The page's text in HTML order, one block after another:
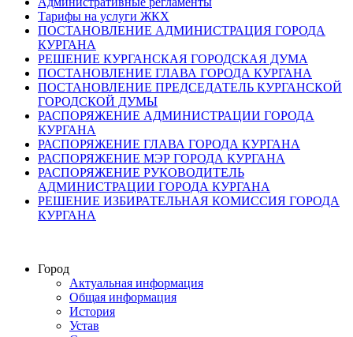
Тарифы на услуги ЖКХ
ПОСТАНОВЛЕНИЕ АДМИНИСТРАЦИЯ ГОРОДА
КУРГАНА
РЕШЕНИЕ КУРГАНСКАЯ ГОРОДСКАЯ ДУМА
ПОСТАНОВЛЕНИЕ ГЛАВА ГОРОДА КУРГАНА
ПОСТАНОВЛЕНИЕ ПРЕДСЕДАТЕЛЬ КУРГАНСКОЙ
ГОРОДСКОЙ ДУМЫ
РАСПОРЯЖЕНИЕ АДМИНИСТРАЦИИ ГОРОДА
КУРГАНА
РАСПОРЯЖЕНИЕ ГЛАВА ГОРОДА КУРГАНА
РАСПОРЯЖЕНИЕ МЭР ГОРОДА КУРГАНА
РАСПОРЯЖЕНИЕ РУКОВОДИТЕЛЬ
АДМИНИСТРАЦИИ ГОРОДА КУРГАНА
РЕШЕНИЕ ИЗБИРАТЕЛЬНАЯ КОМИССИЯ ГОРОДА
КУРГАНА
Город
Актуальная информация
Общая информация
История
Устав